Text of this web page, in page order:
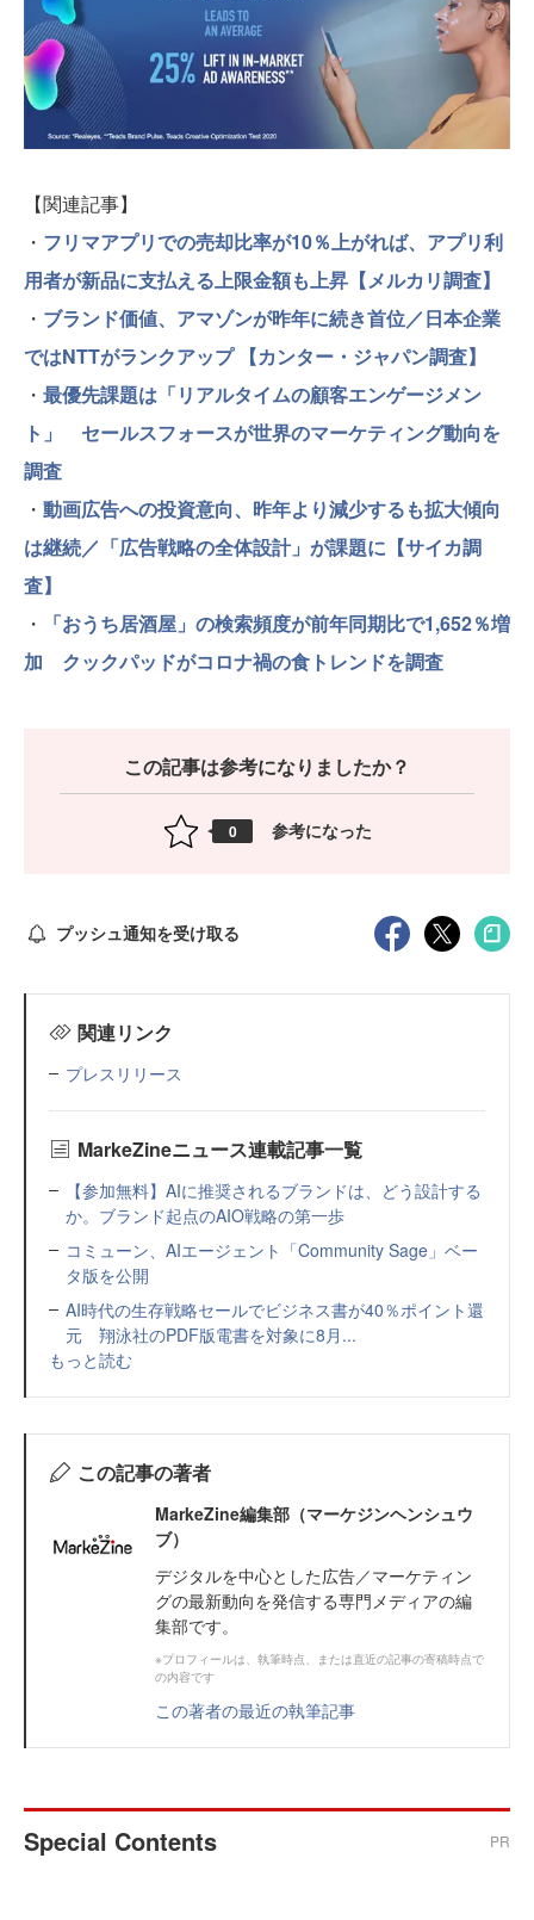
【関連記事】
・ フリマアプリでの売却比率が10％上がれば、アプリ利
用者が新品に支払える上限金額も上昇【メルカリ調査】
・ ブランド価値、アマゾンが昨年に続き首位／日本企業
ではNTTがランクアップ 【カンター・ジャパン調査】
・ 最優先課題は「リアルタイムの顧客エンゲージメン
ト」 セールスフォースが世界のマーケティング動向を
調査
・ 動画広告への投資意向、昨年より減少するも拡大傾向
は継続／「広告戦略の全体設計」が課題に【サイカ調
査】
・
「おうち居酒屋」の検索頻度が前年同期比で1,652％増
加 クックパッドがコロナ禍の食トレンドを調査
この記事は参考になりましたか？
0 参考になった
プッシュ通知を受け取る
関連リンク
プレスリリース
MarkeZineニュース連載記事一覧
【参加無料】AIに推奨されるブランドは、どう設計する
か。ブランド起点のAIO戦略の第一歩
コミューン、AIエージェント「Community Sage」ベー
タ版を公開
AI時代の生存戦略セールでビジネス書が40％ポイント還
元 翔泳社のPDF版電書を対象に8月...
もっと読む
この記事の著者
MarkeZine編集部（マーケジンヘンシュウ
ブ）
デジタルを中心とした広告／マーケティン
グの最新動向を発信する専門メディアの編
集部です。
※プロフィールは、執筆時点、または直近の記事の寄稿時点で
の内容です
この著者の最近の執筆記事
Special Contents PR